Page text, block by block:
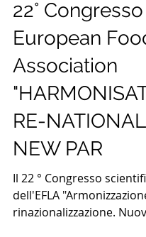
12 set 2018
Corsi, Convegni e Eventi
22°
European
Association
RE-